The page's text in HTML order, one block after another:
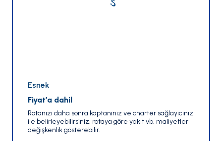
Esnek
Fiyat’a dahil
Rotanızı daha sonra kaptanınız ve charter sağlayıcınız
ile belirleyebilirsiniz, rotaya göre yakıt vb. maliyetler
değişkenlik gösterebilir.